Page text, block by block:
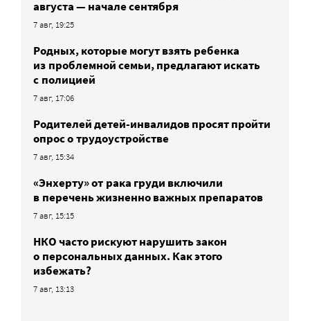
августа — начале сентября
7 авг, 19:25
Родных, которые могут взять ребенка
из проблемной семьи, предлагают искать
с полицией
7 авг, 17:06
Родителей детей-инвалидов просят пройти
опрос о трудоустройстве
7 авг, 15:34
«Энхерту» от рака груди включили
в перечень жизненно важных препаратов
7 авг, 15:15
НКО часто рискуют нарушить закон
о персональных данных. Как этого
избежать?
7 авг, 13:13